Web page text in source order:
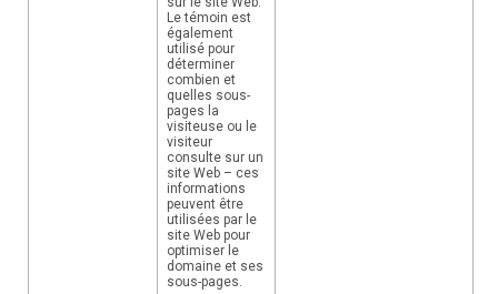
Le témoin est
également
utilisé pour
déterminer
combien et
quelles sous-
pages la
visiteuse ou le
visiteur
consulte sur un
site Web – ces
informations
peuvent être
utilisées par le
site Web pour
optimiser le
domaine et ses
sous-pages.